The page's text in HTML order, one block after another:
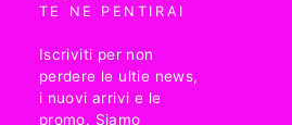
TE NE PENTIRAI
Iscriviti per non
perdere le ultie news,
i nuovi arrivi e le
promo. Siamo